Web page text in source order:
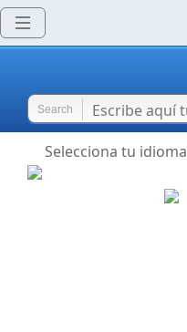
Search
Selecciona tu idioma